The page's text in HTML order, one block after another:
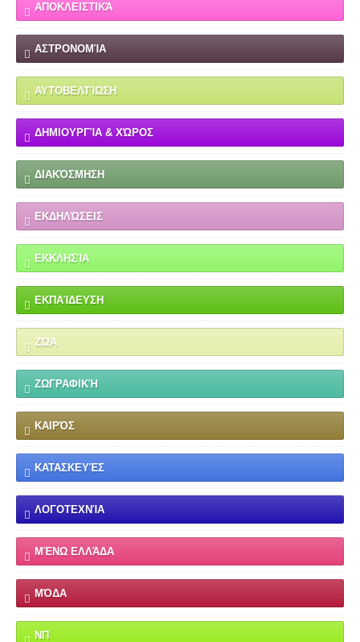
ΑΠΟΚΛΕΙΣΤΙΚΆ
ΑΣΤΡΟΝΟΜΊΑ
ΑΥΤΟΒΕΛΤΊΩΣΗ
ΔΗΜΙΟΥΡΓΊΑ & ΧΏΡΟΣ
ΔΙΑΚΌΣΜΗΣΗ
ΕΚΔΗΛΏΣΕΙΣ
ΕΚΚΛΗΣΊΑ
ΕΚΠΑΊΔΕΥΣΗ
ΖΏΑ
ΖΩΓΡΑΦΙΚΉ
ΚΑΙΡΌΣ
ΚΑΤΑΣΚΕΥΈΣ
ΛΟΓΟΤΕΧΝΊΑ
ΜΈΝΩ ΕΛΛΆΔΑ
ΜΌΔΑ
ΝΠ